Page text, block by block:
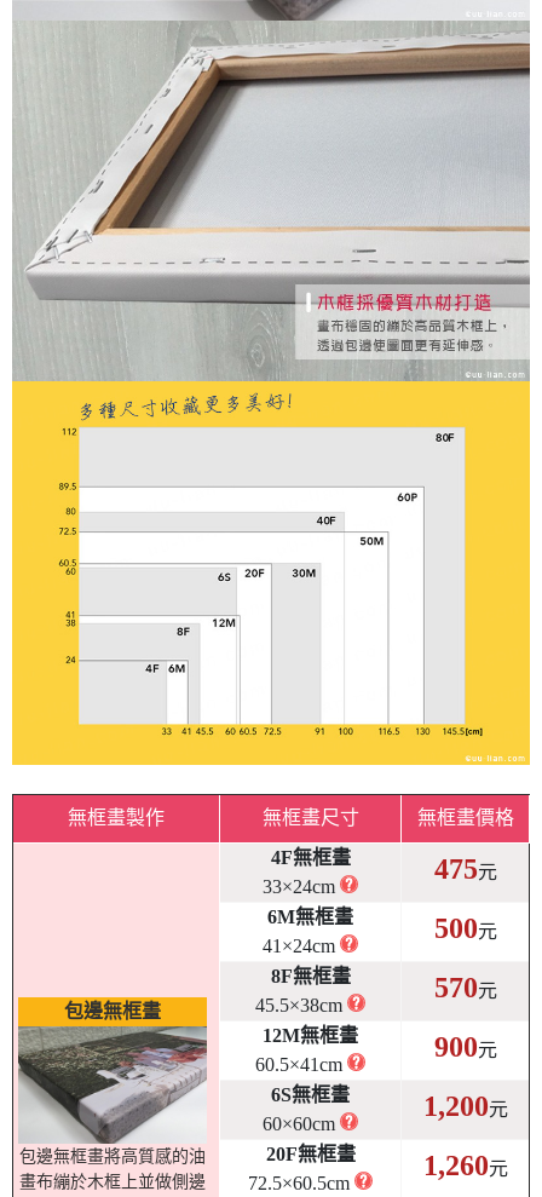
無框畫製作 無框畫尺寸 無框畫價格
包邊無框畫
包邊無框畫將高質感的油
畫布繃於木框上並做側邊
4F無框畫
33×24cm
475元
6M無框畫
41×24cm
500元
8F無框畫
45.5×38cm
570元
12M無框畫
60.5×41cm
900元
6S無框畫
60×60cm
1,200元
20F無框畫
72.5×60.5cm
1,260元